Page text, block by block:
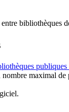
bibliothèques
publiques
maximal